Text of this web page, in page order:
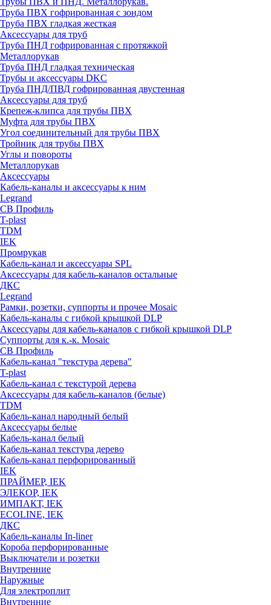
Труба ПВХ гофрированная с зондом
Труба ПВХ гладкая жесткая
Аксессуары для труб
Труба ПНД гофрированная с протяжкой
Металлорукав
Труба ПНД гладкая техническая
Трубы и аксессуары DKC
Труба ПНД/ПВД гофрированная двустенная
Аксессуары для труб
Крепеж-клипса для трубы ПВХ
Муфта для трубы ПВХ
Угол соединительный для трубы ПВХ
Тройник для трубы ПВХ
Углы и повороты
Металлорукав
Аксессуары
Кабель-каналы и аксессуары к ним
Legrand
СВ Профиль
T-plast
TDM
IEK
Промрукав
Кабель-канал и аксессуары SPL
Аксессуары для кабель-каналов остальные
ДКС
Legrand
Рамки, розетки, суппорты и прочее Mosaic
Кабель-каналы с гибкой крышкой DLP
Аксессуары для кабель-каналов с гибкой крышкой DLP
Суппорты для к.-к. Mosaic
СВ Профиль
Кабель-канал "текстура дерева"
T-plast
Кабель-канал с текстурой дерева
Аксессуары для кабель-каналов (белые)
TDM
Кабель-канал народный белый
Аксессуары белые
Кабель-канал белый
Кабель-канал текстура дерево
Кабель-канал перфорированный
IEK
ПРАЙМЕР, IEK
ЭЛЕКОР, IEK
ИМПАКТ, IEK
ECOLINE, IEK
ДКС
Кабель-каналы In-liner
Короба перфорированные
Выключатели и розетки
Внутренние
Наружные
Для электроплит
Внутренние